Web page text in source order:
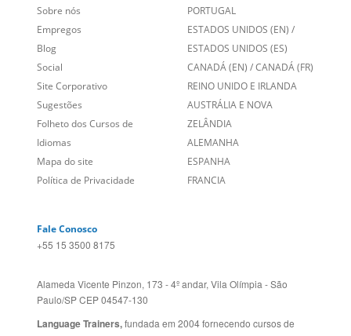
Links Relacionados
Entre em contato
Sobre nós
Empregos
Blog
Social
Site Corporativo
Sugestões
Folheto dos Cursos de
Idiomas
No mundo todo
BRASIL
PORTUGAL
ESTADOS UNIDOS (EN)/
ESTADOS UNIDOS (ES)
CANADÁ (EN) /CANADÁ (FR)
REINO UNIDO E IRLANDA
AUSTRÁLIA E NOVA
ZELÂNDIA
ALEMANHA
+55 15 3500 8175
Alameda Vicente Pinzon, 173 - 4º andar, Vila Olímpia - São